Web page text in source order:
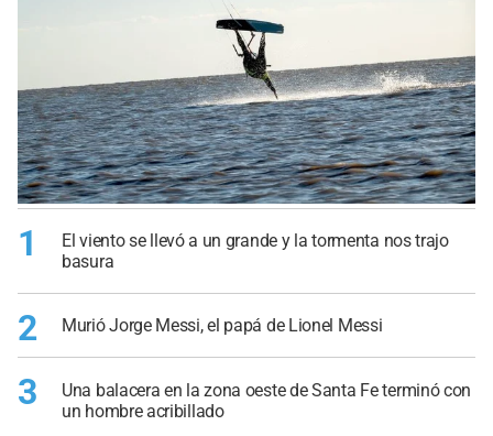
1
El viento se llevó a un grande y la tormenta nos trajo
basura
2 Murió Jorge Messi, el papá de Lionel Messi
3
Una balacera en la zona oeste de Santa Fe terminó con
un hombre acribillado